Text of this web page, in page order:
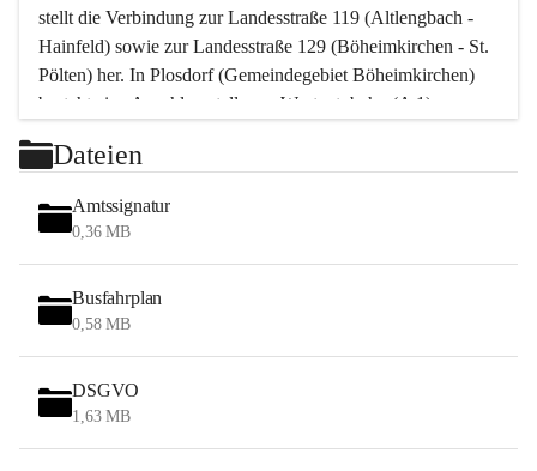
stellt die Verbindung zur Landesstraße 119 (Altlengbach -
Hainfeld) sowie zur Landesstraße 129 (Böheimkirchen - St.
Pölten) her. In Plosdorf (Gemeindegebiet Böheimkirchen)
besteht eine Anschlussstelle zur Westautobahn (A 1).
Wien erreicht man in ca. 45 Minuten.
Stössing zählt noch zum Naherholungsraum Wien sowie
zum Naherholungsraum St. Pölten. Viele Bauernhöfe hatten
„ihre Wiener“. Seit 1960 bauten viele Wiener
Wochenendhäuser im Gemeindegebiet. Wegen des
waldreichen Jagdgebietes haben viele Jagdpächter ihre
Das Wandern ist aus touristischer Sicht die bedeutendste
Tätigkeit. Das hügelige Gebiet mit Wanderwegen durch
Wiesen, Wälder und Obstkulturen lädt dazu ein. Gefördert
Dateien
Amtssignatur
0,36 MB
Busfahrplan
0,58 MB
DSGVO
1,63 MB